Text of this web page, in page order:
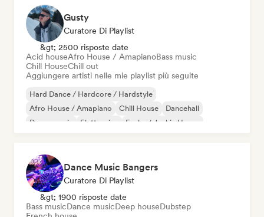
Gusty
Curatore Di Playlist
&gt; 2500 risposte date
Acid houseAfro House / AmapianoBass music
Chill HouseChill out
Aggiungere artisti nelle mie playlist più seguite
Hard Dance / Hardcore / Hardstyle
Afro House / Amapiano
Chill House
Dancehall
Dance music
Elettronica
Funky / Jackin House
Dance Music Bangers
Curatore Di Playlist
&gt; 1900 risposte date
Bass musicDance musicDeep houseDubstep